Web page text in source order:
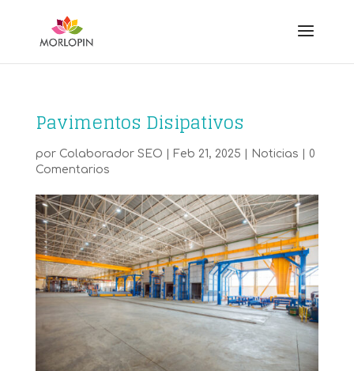
Pavimentos Disipativos
por Colaborador SEO Feb 21, 2025 Noticias
0
Comentarios